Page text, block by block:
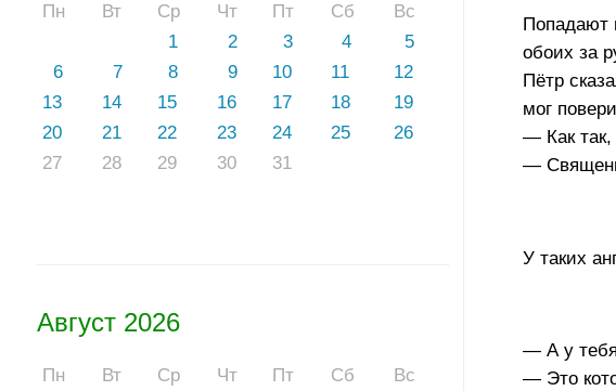
Пн Вт Ср Чт Пт Сб
Вс
1
2 3 4
5
6
7 8 9 10 11
12
13
14 15 16 17 18
19
20
21 22 23 24 25
26
27
28 29 30 31
Август 2026
Пн Вт Ср Чт Пт Сб
Вс
Попадают
обоих за
Пётр
мог
— Как так,
—
У таких
— А у тебя
— Это